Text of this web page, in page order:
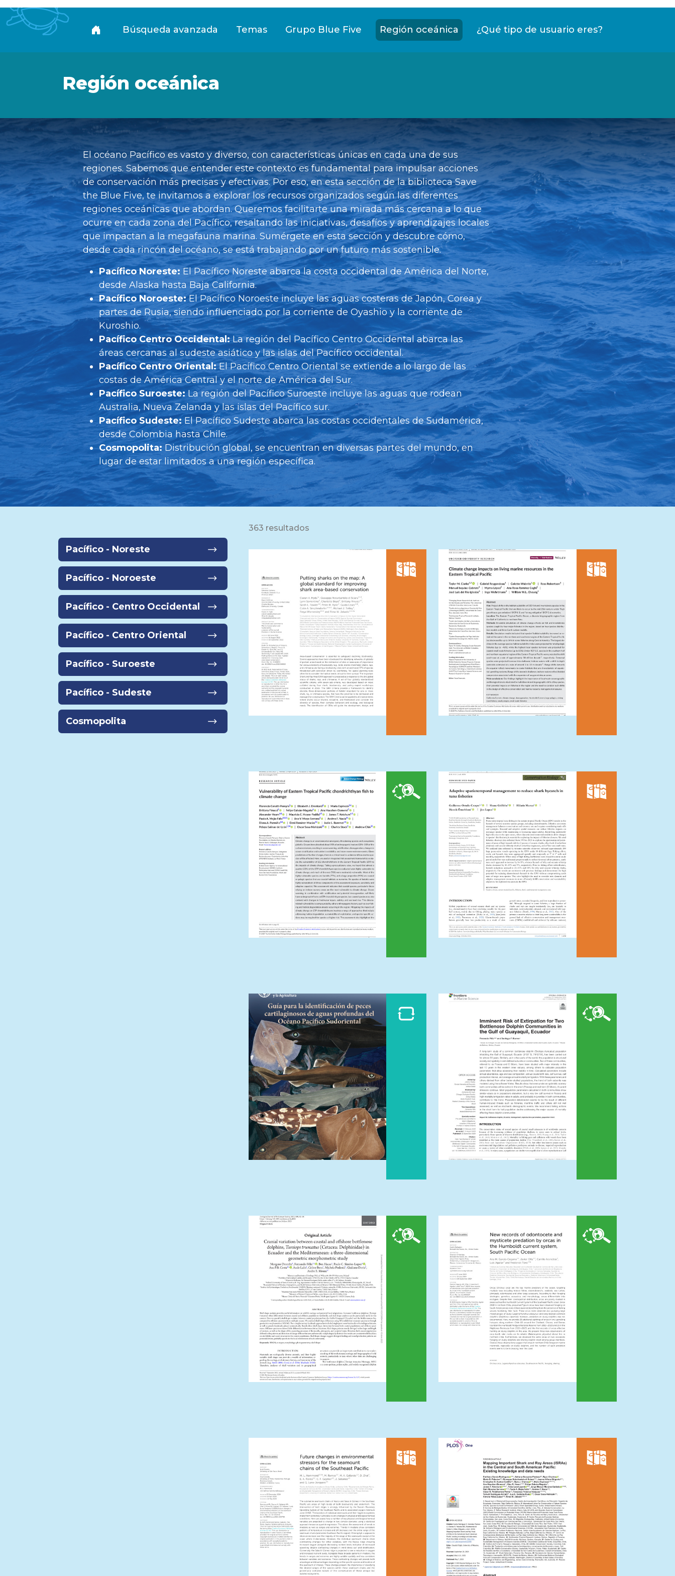
BibliotecaBúsqueda avanzada Temas Grupo Blue Five Región oceánica ¿Qué tipo de usuario eres?
Región oceánica
El océano Pacífico es vasto y diverso, con características únicas en cada una de sus
regiones. Sabemos que entender este contexto es fundamental para impulsar acciones
de conservación más precisas y efectivas. Por eso, en esta sección de la biblioteca Save
the Blue Five, te invitamos a explorar los recursos organizados según las diferentes
regiones oceánicas que abordan. Queremos facilitarte una mirada más cercana a lo que
ocurre en cada zona del Pacífico, resaltando las iniciativas, desafíos y aprendizajes locales
que impactan a la megafauna marina. Sumérgete en esta sección y descubre cómo,
desde cada rincón del océano, se está trabajando por un futuro más sostenible.
Pacífico Noreste:El Pacífico Noreste abarca la costa occidental de América del Norte,
desde Alaska hasta Baja California.
Pacífico Noroeste:El Pacífico Noroeste incluye las aguas costeras de Japón, Corea y
partes de Rusia, siendo influenciado por la corriente de Oyashio y la corriente de
Kuroshio.
Pacífico Centro Occidental:La región del Pacífico Centro Occidental abarca las
áreas cercanas al sudeste asiático y las islas del Pacífico occidental.
Pacífico Centro Oriental:El Pacífico Centro Oriental se extiende a lo largo de las
costas de América Central y el norte de América del Sur.
Pacífico Suroeste:La región del Pacífico Suroeste incluye las aguas que rodean
Australia, Nueva Zelanda y las islas del Pacífico sur.
Pacífico Sudeste:El Pacífico Sudeste abarca las costas occidentales de Sudamérica,
desde Colombia hasta Chile.
Cosmopolita: Distribución global, se encuentran en diversas partes del mundo, en
lugar de estar limitados a una región específica.
Pacífico - Noreste
Pacífico - Noroeste
Pacífico - Centro Occidental
Pacífico - Centro Oriental
Pacífico - Suroeste
Pacífico - Sudeste
Cosmopolita
363 resultados
Tursiops
truncatus
Tursiops truncatus
Orcinus orca